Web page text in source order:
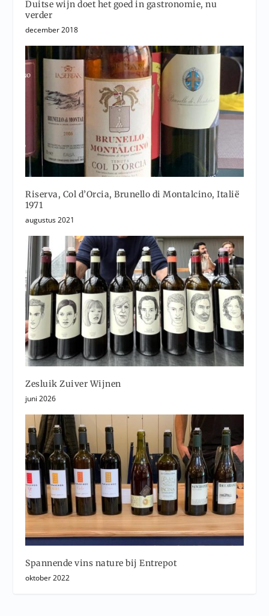
Duitse wijn doet het goed in gastronomie, nu
verder
december 2018
Riserva, Col d’Orcia, Brunello di Montalcino, Italië
1971
augustus 2021
Zesluik Zuiver Wijnen
juni 2026
Spannende vins nature bij Entrepot
oktober 2022